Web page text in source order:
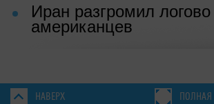
Иран разгромил логово
американцев
НАВЕРХ ПОЛНАЯ